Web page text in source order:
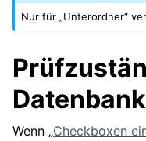
Nur für „Unterordner“
Wenn „Checkboxen